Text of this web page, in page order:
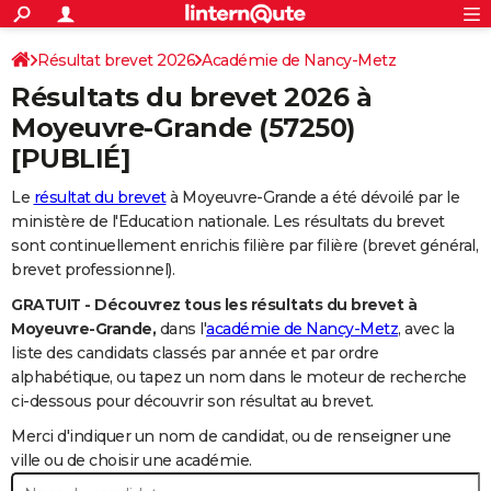
ACTUALITÉS
Politique
Société
Faits Divers
Education
Monde
Villes
+
SPORT
Coupe du monde 2026
Football
Tennis
Cyclisme
Rugby
Forum
Programme TV
TNT
Streaming
Cinéma
Sorties cinéma
Musique
+FINANCE
Retraite
Impôts
Epargne
Immobilier
Risques naturels par ville
Banque
Assurance
Crédit
AUTO
Essais
Réserver un essai
Citadines
Berlines
SUV
Forum auto
+
HIGH-TECH
Forum
Aménagement intérieur
Extérieur
Cuisine
Salle de bains
Jardinage
Rangement
+WEEK-END
Guides de France
Escapades
Patrimoine
Expositions
Musées
Week-end nature
+
LIFESTYLE
SANTE
Alimentation
Guide de la santé
Maladies
Médicaments
Sommeil
+VOYAGE
Rechercher
S'inscrire
Connexion
Résultat brevet 2026 Académie de Nancy-Metz
Résultats du brevet 2026 à
Moyeuvre-Grande(57250)
[PUBLIÉ]
Le résultat du brevetà Moyeuvre-Grande a été dévoilé par le
ministère de l'Education nationale. Les résultats du brevet
sont continuellement enrichis filière par filière (brevet général,
brevet professionnel).
GRATUIT - Découvrez tous les résultats du brevet à
Moyeuvre-Grande, dans l'académie de Nancy-Metz, avec la
liste des candidats classés par année et par ordre
alphabétique, ou tapez un nom dans le moteur de recherche
ci-dessous pour découvrir son résultat au brevet.
Merci d'indiquer un nom de candidat, ou de renseigner une
ville ou de choisir une académie.